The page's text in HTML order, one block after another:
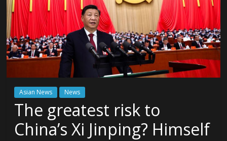
Asian News News
The greatest risk to
China’s Xi Jinping? Himself